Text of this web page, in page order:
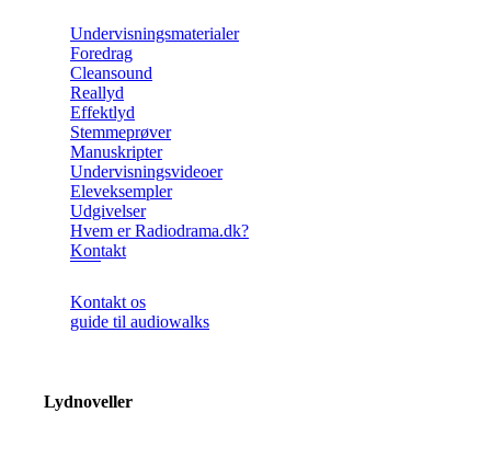
Undervisningsmaterialer
Foredrag
Cleansound
Reallyd
Effektlyd
Stemmeprøver
Manuskripter
Undervisningsvideoer
Eleveksempler
Udgivelser
Hvem er Radiodrama.dk?
Kontakt
Kontakt os
guide til audiowalks
Lydnoveller